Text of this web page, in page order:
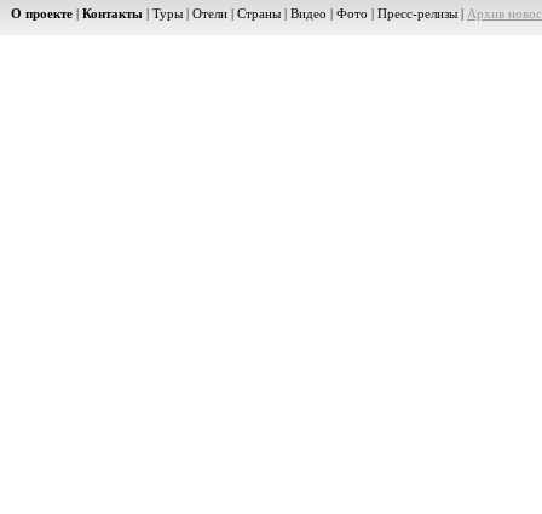
О проекте | Контакты | Туры | Отели | Страны | Видео | Фото | Пресс-релизы | Архив